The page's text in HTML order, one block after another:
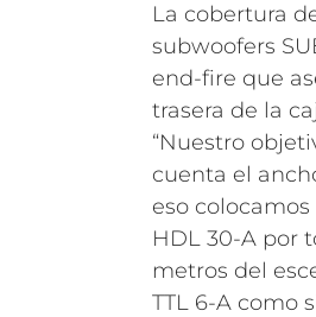
La cobertura
subwoofers
end-fire que
trasera de la
“Nuestro
cuenta el
eso
HDL 30-A por
metros del
TTL 6-A como